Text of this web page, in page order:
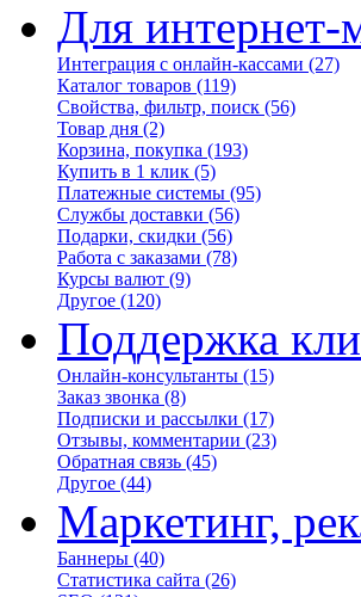
Для интернет-
Интеграция с онлайн-кассами (27)
Каталог товаров (119)
Свойства, фильтр, поиск (56)
Товар дня (2)
Корзина, покупка (193)
Купить в 1 клик (5)
Платежные системы (95)
Службы доставки (56)
Подарки, скидки (56)
Работа с заказами (78)
Курсы валют (9)
Другое (120)
Поддержка
Онлайн-консультанты (15)
Заказ звонка (8)
Подписки и рассылки (17)
Отзывы, комментарии (23)
Обратная связь (45)
Другое (44)
Маркетинг,
Баннеры (40)
Статистика сайта (26)